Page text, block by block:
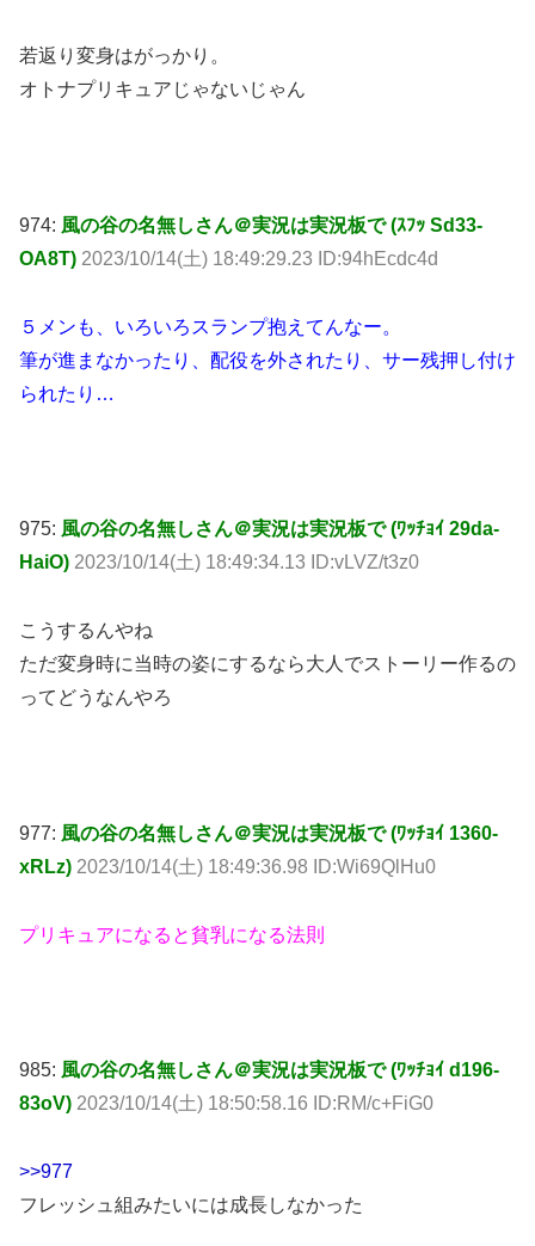
若返り変身はがっかり。
オトナプリキュアじゃないじゃん
974: 風の谷の名無しさん＠実況は実況板で (ｽﾌｯ Sd33-
OA8T) 2023/10/14(土) 18:49:29.23 ID:94hEcdc4d
５メンも、いろいろスランプ抱えてんなー。
筆が進まなかったり、配役を外されたり、サー残押し付け
られたり…
975: 風の谷の名無しさん＠実況は実況板で (ﾜｯﾁｮｲ 29da-
HaiO) 2023/10/14(土) 18:49:34.13 ID:vLVZ/t3z0
こうするんやね
ただ変身時に当時の姿にするなら大人でストーリー作るの
ってどうなんやろ
977: 風の谷の名無しさん＠実況は実況板で (ﾜｯﾁｮｲ 1360-
xRLz) 2023/10/14(土) 18:49:36.98 ID:Wi69QlHu0
プリキュアになると貧乳になる法則
985: 風の谷の名無しさん＠実況は実況板で (ﾜｯﾁｮｲ d196-
83oV) 2023/10/14(土) 18:50:58.16 ID:RM/c+FiG0
>>977
フレッシュ組みたいには成長しなかった